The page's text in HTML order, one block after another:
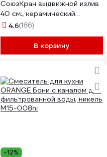
СоюзКран выдвижной излив
40 см., керамический
картридж 35 мм.,
E132 567-093
4.6(186)
В корзину
-12%